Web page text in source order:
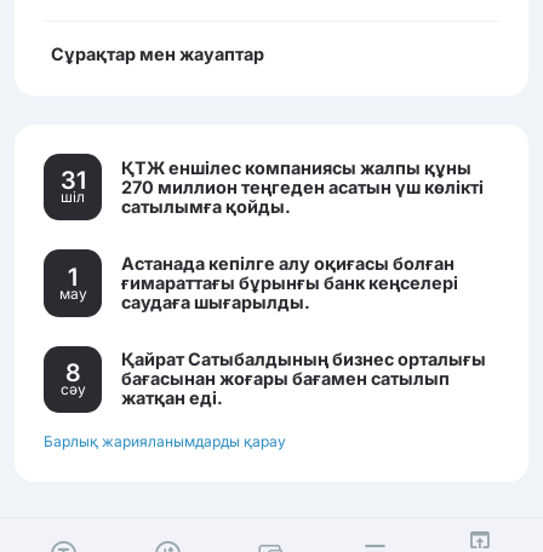
Сұрақтар мен жауаптар
31
шiл
ҚТЖ еншілес компаниясы жалпы құны
270 миллион теңгеден асатын үш көлікті
сатылымға қойды.
1
мау
Астанада кепілге алу оқиғасы болған
ғимараттағы бұрынғы банк кеңселері
саудаға шығарылды.
8
сәу
Қайрат Сатыбалдының бизнес орталығы
бағасынан жоғары бағамен сатылып
жатқан еді.
Барлық жарияланымдарды қарау